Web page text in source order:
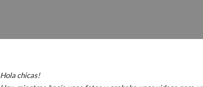
Hola chicas!